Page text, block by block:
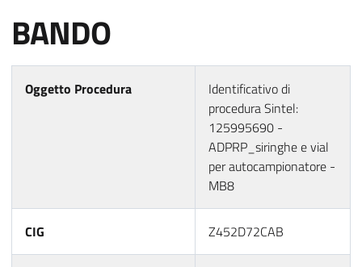
BANDO
Oggetto Procedura
Identificativo di
procedura Sintel:
125995690 -
ADPRP_siringhe e vial
per autocampionatore -
MB8
CIG Z452D72CAB